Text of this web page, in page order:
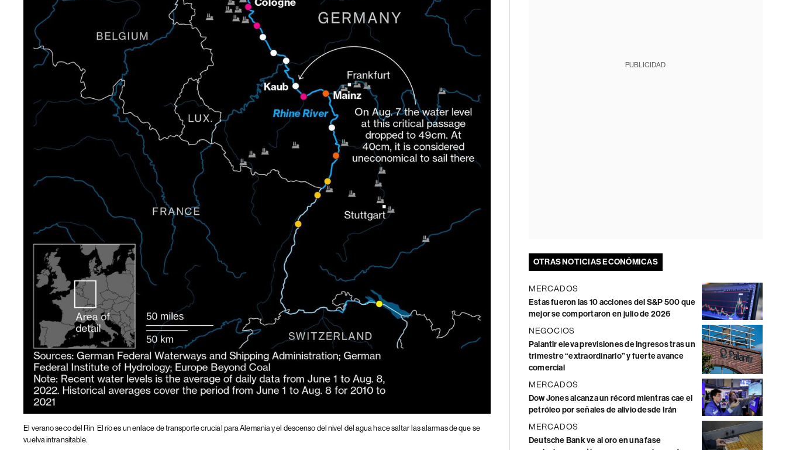
El verano seco del Rin El río es un enlace de transporte crucial para Alemania y el descenso del nivel del agua hace saltar las alarmas de que se
vuelva intransitable.
PUBLICIDAD
OTRAS NOTICIAS ECONÓMICAS
MERCADOS
Estas fueron las 10 acciones del S&P 500 que
mejor se comportaron en julio de 2026
NEGOCIOS
Palantir eleva previsiones de ingresos tras un
trimestre “extraordinario” y fuerte avance
comercial
MERCADOS
Dow Jones alcanza un récord mientras cae el
petróleo por señales de alivio desde Irán
MERCADOS
Deutsche Bank ve al oro en una fase